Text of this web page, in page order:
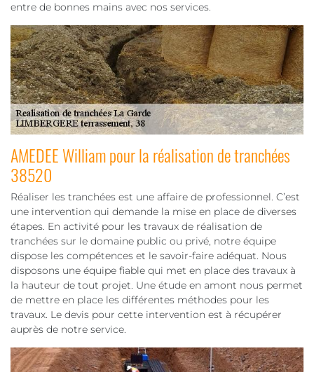
entre de bonnes mains avec nos services.
AMEDEE William pour la réalisation de tranchées
38520
Réaliser les tranchées est une affaire de professionnel. C’est
une intervention qui demande la mise en place de diverses
étapes. En activité pour les travaux de réalisation de
tranchées sur le domaine public ou privé, notre équipe
dispose les compétences et le savoir-faire adéquat. Nous
disposons une équipe fiable qui met en place des travaux à
la hauteur de tout projet. Une étude en amont nous permet
de mettre en place les différentes méthodes pour les
travaux. Le devis pour cette intervention est à récupérer
auprès de notre service.